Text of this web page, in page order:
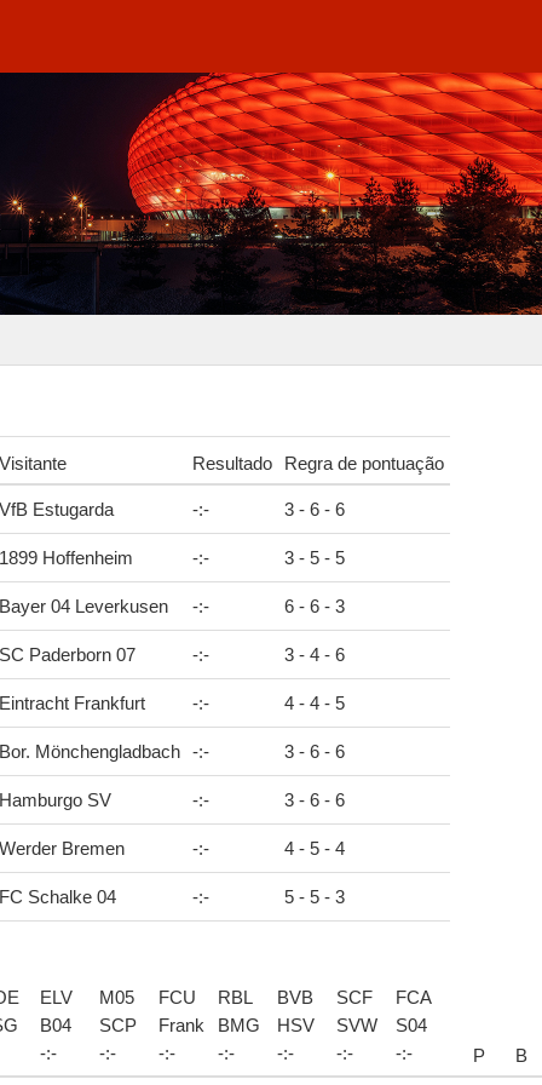
Visitante Resultado Regra de pontuação
VfB Estugarda -:- 3 - 6 - 6
1899 Hoffenheim -:- 3 - 5 - 5
Bayer 04 Leverkusen -:- 6 - 6 - 3
SC Paderborn 07 -:- 3 - 4 - 6
Eintracht Frankfurt -:- 4 - 4 - 5
Bor. Mönchengladbach -:- 3 - 6 - 6
Hamburgo SV -:- 3 - 6 - 6
Werder Bremen -:- 4 - 5 - 4
FC Schalke 04 -:- 5 - 5 - 3
ELV
B04
-:-
M05
SCP
-:-
FCU
Frank
-:-
RBL
BMG
-:-
BVB
HSV
-:-
SCF
SVW
-:-
FCA
S04
-:- P B